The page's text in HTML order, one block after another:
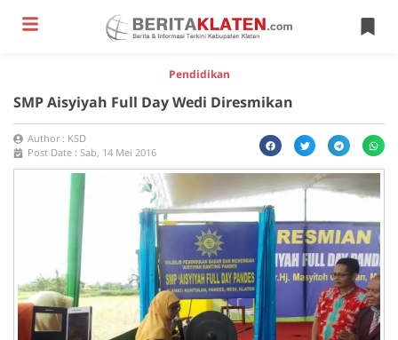
Pendidikan
SMP Aisyiyah Full Day Wedi Diresmikan
Author : KSD
Post Date : Sab, 14 Mei 2016